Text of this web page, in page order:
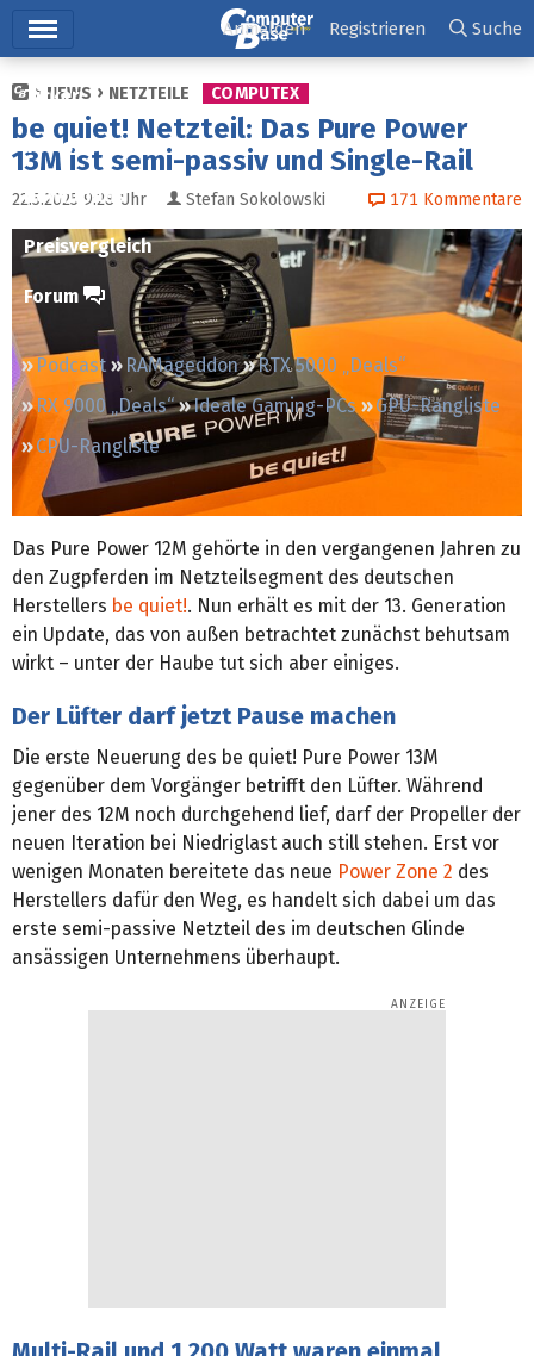
Ticker
Tests
Downloads
Preisvergleich
Forum
Podcast RAMageddon
RTX 5000 „Deals“
RX 9000 „Deals“
Ideale Gaming-PCs
GPU-Rangliste
CPU-Rangliste
Anmelden Registrieren Suche
NEWS NETZTEILE COMPUTEX
be quiet! Netzteil: Das Pure Power
13M ist semi-passiv und Single-Rail
22.5.2025 9:28 Uhr Stefan Sokolowski 171 Kommentare
Das Pure Power 12M gehörte in den vergangenen Jahren zu
den Zugpferden im Netzteilsegment des deutschen
Herstellers be quiet!. Nun erhält es mit der 13. Generation
ein Update, das von außen betrachtet zunächst behutsam
wirkt – unter der Haube tut sich aber einiges.
Der Lüfter darf jetzt Pause machen
Die erste Neuerung des be quiet! Pure Power 13M
gegenüber dem Vorgänger betrifft den Lüfter. Während
jener des 12M noch durchgehend lief, darf der Propeller der
neuen Iteration bei Niedriglast auch still stehen. Erst vor
wenigen Monaten bereitete das neue Power Zone 2 des
Herstellers dafür den Weg, es handelt sich dabei um das
erste semi-passive Netzteil des im deutschen Glinde
ansässigen Unternehmens überhaupt.